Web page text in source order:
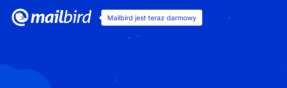
Mailbird jest teraz darmowy